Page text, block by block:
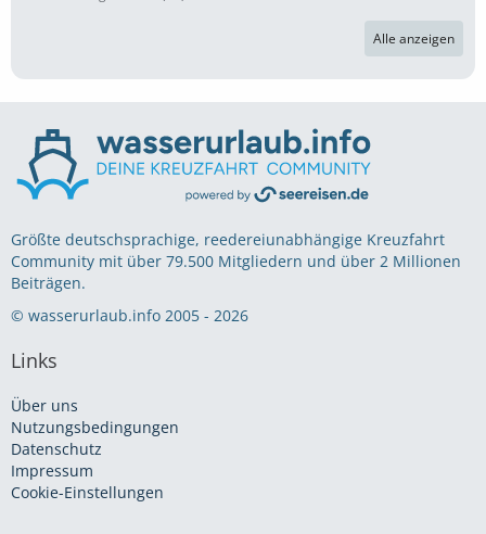
Alle anzeigen
Größte deutschsprachige, reedereiunabhängige Kreuzfahrt
Community mit über 79.500 Mitgliedern und über 2 Millionen
Beiträgen.
© wasserurlaub.info 2005 - 2026
Links
Über uns
Nutzungsbedingungen
Datenschutz
Impressum
Cookie-Einstellungen